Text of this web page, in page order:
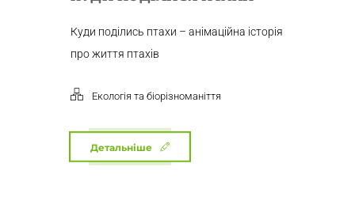
Куди поділись птахи – анімаційна історія
про життя птахів
Екологія та біорізноманіття
Детальніше